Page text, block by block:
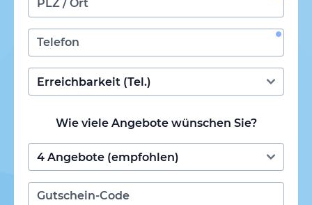
Wie viele Angebote wünschen Sie?